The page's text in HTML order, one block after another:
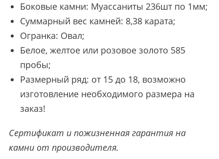
Боковые камни: Муассаниты 236шт по 1мм;
Суммарный вес камней: 8,38 карата;
Огранка: Овал;
Белое, желтое или розовое золото 585
пробы;
Размерный ряд: от 15 до 18, возможно
изготовление необходимого размера на
заказ!
Сертификат и пожизненная гарантия на
камни от производителя.